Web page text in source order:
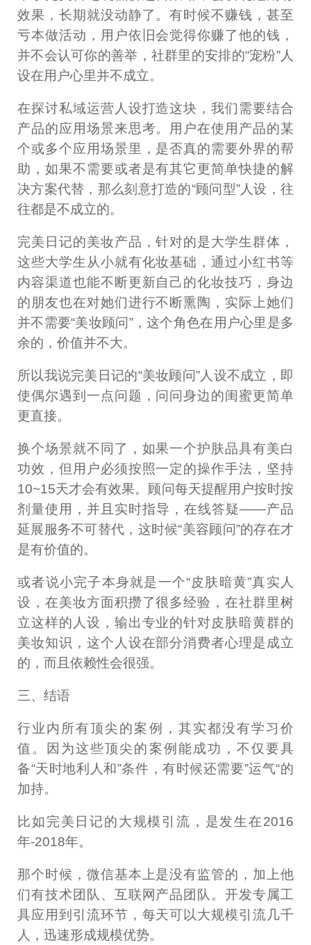
效果，长期就没动静了。有时候不赚钱，甚至
亏本做活动，用户依旧会觉得你赚了他的钱，
并不会认可你的善举，社群里的安排的“宠粉”人
设在用户心里并不成立。
在探讨私域运营人设打造这块，我们需要结合
产品的应用场景来思考。用户在使用产品的某
个或多个应用场景里，是否真的需要外界的帮
助，如果不需要或者是有其它更简单快捷的解
决方案代替，那么刻意打造的“顾问型”人设，往
往都是不成立的。
完美日记的美妆产品，针对的是大学生群体，
这些大学生从小就有化妆基础，通过小红书等
内容渠道也能不断更新自己的化妆技巧，身边
的朋友也在对她们进行不断熏陶，实际上她们
并不需要“美妆顾问”，这个角色在用户心里是多
余的，价值并不大。
所以我说完美日记的“美妆顾问”人设不成立，即
使偶尔遇到一点问题，问问身边的闺蜜更简单
更直接。
换个场景就不同了，如果一个护肤品具有美白
功效，但用户必须按照一定的操作手法，坚持
10~15天才会有效果。顾问每天提醒用户按时按
剂量使用，并且实时指导，在线答疑——产品
延展服务不可替代，这时候“美容顾问”的存在才
是有价值的。
或者说小完子本身就是一个“皮肤暗黄”真实人
设，在美妆方面积攒了很多经验，在社群里树
立这样的人设，输出专业的针对皮肤暗黄群的
美妆知识，这个人设在部分消费者心理是成立
的，而且依赖性会很强。
三、结语
行业内所有顶尖的案例，其实都没有学习价
值。因为这些顶尖的案例能成功，不仅要具
备“天时地利人和”条件，有时候还需要”运气“的
加持。
比如完美日记的大规模引流，是发生在2016
年-2018年。
那个时候，微信基本上是没有监管的，加上他
们有技术团队、互联网产品团队。开发专属工
具应用到引流环节，每天可以大规模引流几千
人，迅速形成规模优势。